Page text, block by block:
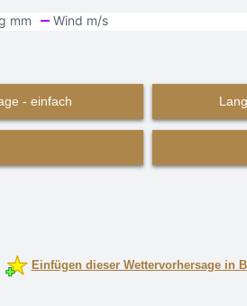
- einfach
Einfügen dieser Wettervorhersage in